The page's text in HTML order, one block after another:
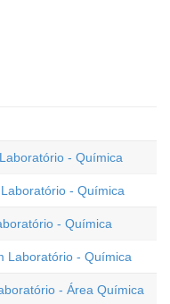
- Química
- Química
- Química
Laboratório - Química
- Área Química